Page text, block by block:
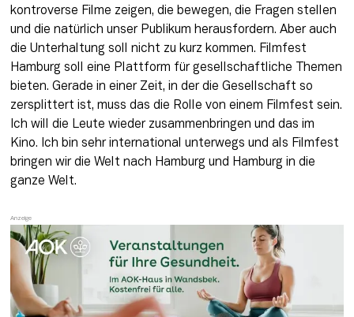
kontroverse Filme zeigen, die bewegen, die Fragen stellen
und die natürlich unser Publikum herausfordern. Aber auch
die Unterhaltung soll nicht zu kurz kommen. Filmfest
Hamburg soll eine Plattform für gesellschaftliche Themen
bieten. Gerade in einer Zeit, in der die Gesellschaft so
zersplittert ist, muss das die Rolle von einem Filmfest sein.
Ich will die Leute wieder zusammenbringen und das im
Kino. Ich bin sehr international unterwegs und als Filmfest
bringen wir die Welt nach Hamburg und Hamburg in die
ganze Welt.